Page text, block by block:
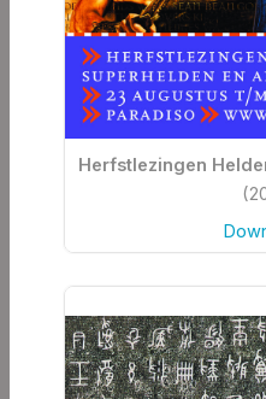
Herfstlezingen